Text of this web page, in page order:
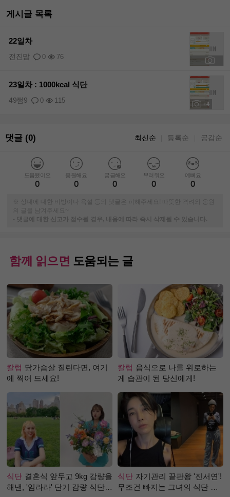
게시글 목록
22일차
0 76
전진맘
+4
23일차 : 1000kcal 식단
0 115
49쩜9
댓글 (0) 최신순 등록순 공감순
도움됐어요
0
응원해요
0
궁금해요
0
부러워요
0
예뻐요
0
※ 상대에 대한 비방이나 욕설 등의 댓글은 피해주세요! 따뜻한 격려와 응원
-
댓글에 대한 신고가 접수될 경우, 내용에 따라 즉시 삭제될 수 있습니다.
함께 읽으면 도움되는 글
칼럼 닭가슴살 질린다면, 여기
에 찍어 드세요!
칼럼 음식으로 나를 위로하는
게 습관이 된 당신에게!
식단 결혼식 앞두고 9kg 감량을
해낸, '임라라' 단기 감량 식단
식단 자기관리 끝판왕 '진서연'!
무조건 빠지는 그녀의 식단 정